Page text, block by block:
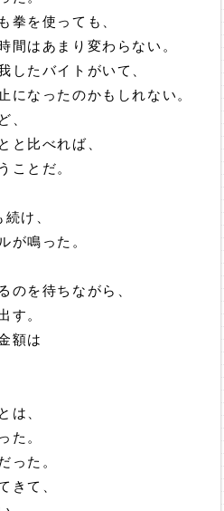
拳を使っても、
間はあまり変わらない。
したバイトがいて、
になったのかもしれない。
、
と比べれば、
ことだ。
け、
が鳴った。
のを待ちながら、
す。
額は
は、
た。
った。
きて、